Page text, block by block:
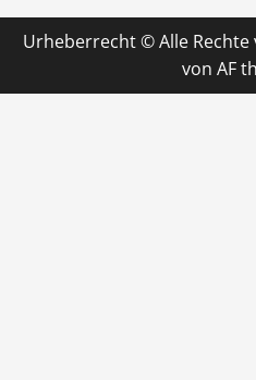
Urheberrecht © Alle Rechte
von AF